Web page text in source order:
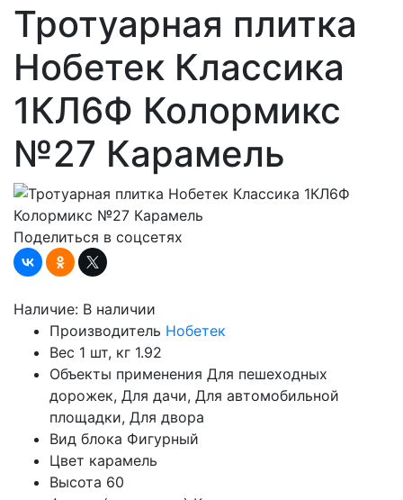
Тротуарная плитка
Нобетек Классика
1КЛ6Ф Колормикс
№27 Карамель
Поделиться в соцсетях
Наличие: В наличии
Производитель Нобетек
Вес 1 шт, кг 1.92
Объекты применения Для пешеходных
дорожек, Для дачи, Для автомобильной
площадки, Для двора
Вид блока Фигурный
Цвет карамель
Высота 60